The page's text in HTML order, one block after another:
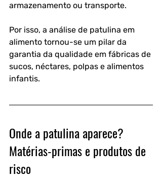
armazenamento ou transporte.
Por isso, a análise de patulina em
alimento tornou-se um pilar da
garantia da qualidade em fábricas de
sucos, néctares, polpas e alimentos
infantis.
Onde a patulina aparece?
Matérias-primas e produtos de
risco